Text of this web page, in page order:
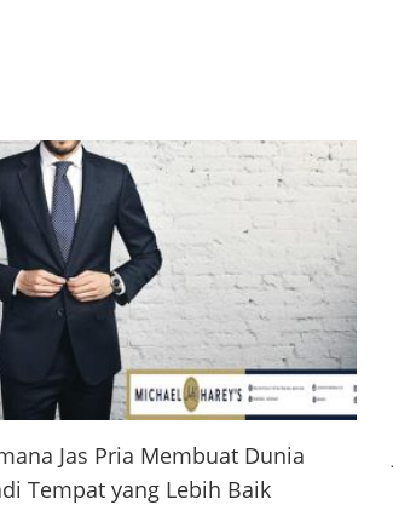
Jas Pria Membuat Dunia
Tempat yang Lebih Baik